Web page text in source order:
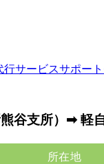
谷支所）➡ 軽
所在地